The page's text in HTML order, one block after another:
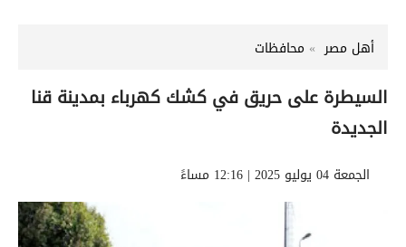
أهل مصر محافظات
السيطرة على حريق في كشك كهرباء بمدينة قنا
الجديدة
الجمعة 04 يوليو 2025 | 12:16 مساءً